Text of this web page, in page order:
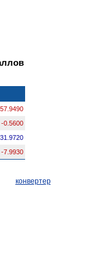
-0.5600
-7.9930
конвертер